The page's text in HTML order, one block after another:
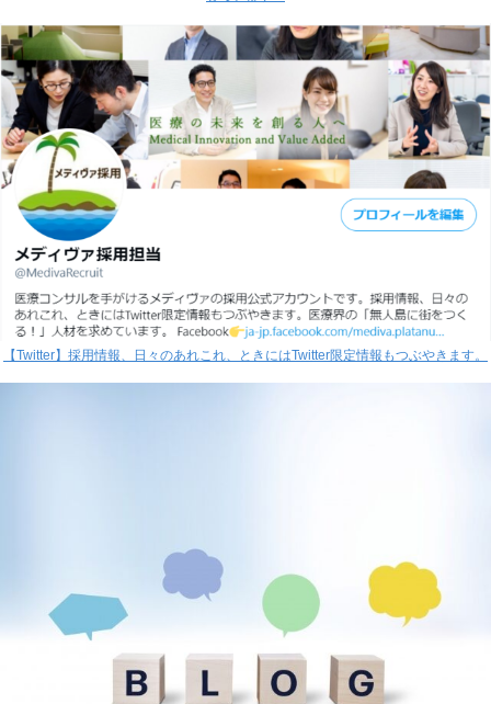
【Twitter】採用情報、日々のあれこれ、ときにはTwitter限定情報もつぶやきます。